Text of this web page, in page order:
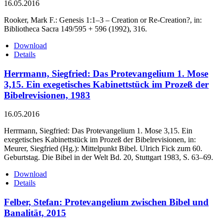
16.05.2016
Rooker, Mark F.: Genesis 1:1–3 – Creation or Re-Creation?, in:
Bibliotheca Sacra 149/595 + 596 (1992), 316.
Download
Details
Herrmann, Siegfried: Das Protevangelium 1. Mose
3,15. Ein exegetisches Kabinettstück im Prozeß der
Bibelrevisionen, 1983
16.05.2016
Herrmann, Siegfried: Das Protevangelium 1. Mose 3,15. Ein
exegetisches Kabinettstück im Prozeß der Bibelrevisionen, in:
Meurer, Siegfried (Hg.): Mittelpunkt Bibel. Ulrich Fick zum 60.
Geburtstag. Die Bibel in der Welt Bd. 20, Stuttgart 1983, S. 63–69.
Download
Details
Felber, Stefan: Protevangelium zwischen Bibel und
Banalität, 2015